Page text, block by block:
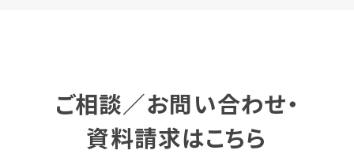
ご相談／お問い合わせ・
資料請求はこちら